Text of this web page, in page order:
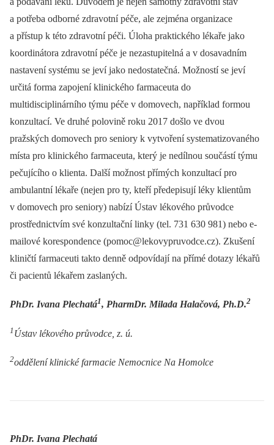
a potřeba odborné zdravotní péče, ale zejména organizace
a přístup k této zdravotní péči. Úloha praktického lékaře jako
koordinátora zdravotní péče je nezastupitelná a v dosavadním
nastavení systému se jeví jako nedostatečná. Možností se jeví
určitá forma zapojení klinického farmaceuta do
multidisciplinárního týmu péče v domovech, například formou
konzultací. Ve druhé polovině roku 2017 došlo ve dvou
pražských domovech pro seniory k vytvoření systematizovaného
místa pro klinického farmaceuta, který je nedílnou součástí týmu
pečujícího o klienta. Další možnost přímých konzultací pro
ambulantní lékaře (nejen pro ty, kteří předepisují léky klientům
v domovech pro seniory) nabízí Ústav lékového průvodce
prostřednictvím své konzultační linky (tel. 731 630 981) nebo e-
mailové korespondence (pomoc@lekovypruvodce.cz). Zkušení
kliničtí farmaceuti takto denně odpovídají na přímé dotazy lékařů
či pacientů lékařem zaslaných.
PhDr. Ivana Plechatá1, PharmDr. Milada Halačová, Ph.D.2
1 Ústav lékového průvodce, z. ú.
2oddělení klinické farmacie Nemocnice Na Homolce
PhDr. Ivana Plechatá